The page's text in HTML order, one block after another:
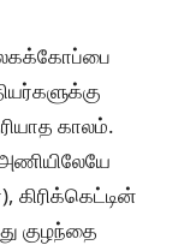
காலம்.
கிரிக்கெட்டின்
குழந்தை